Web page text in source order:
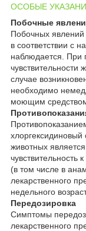
ОСОБЫЕ
Побочные
Побочных
в соответствии с
наблюдается. При
чувствительности
случае
необходимо
моющим средством
животных
чувствительность
(в том числе в
лекарственного
недельного
Передозировка
Симптомы
лекарственного